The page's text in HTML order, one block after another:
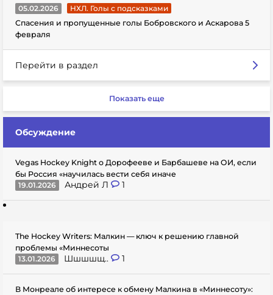
05.02.2026
НХЛ. Голы с подсказками
Спасения и пропущенные голы Бобровского и Аскарова 5
февраля
Перейти в раздел
Показать еще
Обсуждение
Vegas Hockey Knight о Дорофееве и Барбашеве на ОИ, если
бы Россия «научилась вести себя иначе
19.01.2026
Андрей Л 1
The Hockey Writers: Малкин — ключ к решению главной
проблемы «Миннесоты
13.01.2026
Шшшшщ.. 1
В Монреале об интересе к обмену Малкина в «Миннесоту»: